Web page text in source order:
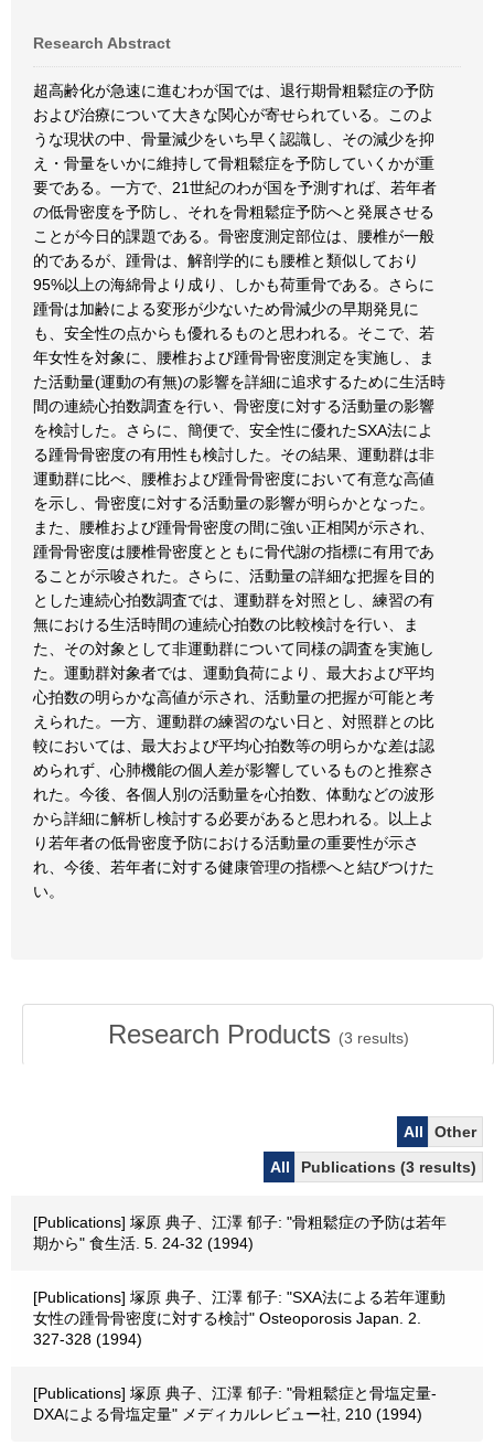
Research Abstract
超高齢化が急速に進むわが国では、退行期骨粗鬆症の予防
および治療について大きな関心が寄せられている。このよ
うな現状の中、骨量減少をいち早く認識し、その減少を抑
え・骨量をいかに維持して骨粗鬆症を予防していくかが重
要である。一方で、21世紀のわが国を予測すれば、若年者
の低骨密度を予防し、それを骨粗鬆症予防へと発展させる
ことが今日的課題である。骨密度測定部位は、腰椎が一般
的であるが、踵骨は、解剖学的にも腰椎と類似しており
95%以上の海綿骨より成り、しかも荷重骨である。さらに
踵骨は加齢による変形が少ないため骨減少の早期発見に
も、安全性の点からも優れるものと思われる。そこで、若
年女性を対象に、腰椎および踵骨骨密度測定を実施し、ま
た活動量(運動の有無)の影響を詳細に追求するために生活時
間の連続心拍数調査を行い、骨密度に対する活動量の影響
を検討した。さらに、簡便で、安全性に優れたSXA法によ
る踵骨骨密度の有用性も検討した。その結果、運動群は非
運動群に比べ、腰椎および踵骨骨密度において有意な高値
を示し、骨密度に対する活動量の影響が明らかとなった。
また、腰椎および踵骨骨密度の間に強い正相関が示され、
踵骨骨密度は腰椎骨密度とともに骨代謝の指標に有用であ
ることが示唆された。さらに、活動量の詳細な把握を目的
とした連続心拍数調査では、運動群を対照とし、練習の有
無における生活時間の連続心拍数の比較検討を行い、ま
た、その対象として非運動群について同様の調査を実施し
た。運動群対象者では、運動負荷により、最大および平均
心拍数の明らかな高値が示され、活動量の把握が可能と考
えられた。一方、運動群の練習のない日と、対照群との比
較においては、最大および平均心拍数等の明らかな差は認
められず、心肺機能の個人差が影響しているものと推察さ
れた。今後、各個人別の活動量を心拍数、体動などの波形
から詳細に解析し検討する必要があると思われる。以上よ
り若年者の低骨密度予防における活動量の重要性が示さ
れ、今後、若年者に対する健康管理の指標へと結びつけた
い。
Research Products (3 results)
All
Other
All
Publications (3 results)
[Publications] 塚原 典子、江澤 郁子: "骨粗鬆症の予防は若年
期から" 食生活. 5. 24-32 (1994)
[Publications] 塚原 典子、江澤 郁子: "SXA法による若年運動
女性の踵骨骨密度に対する検討" Osteoporosis Japan. 2.
327-328 (1994)
[Publications] 塚原 典子、江澤 郁子: "骨粗鬆症と骨塩定量-
DXAによる骨塩定量" メディカルレビュー社, 210 (1994)